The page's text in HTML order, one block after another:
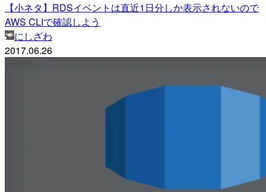
【小ネタ】RDSイベントは直近1日分しか表示されないので
AWS CLIで確認しよう
にしざわ
2017.06.26